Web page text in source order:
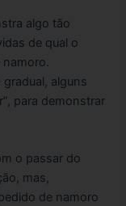
algo tão
de qual o
namoro.
alguns
para demonstrar
o passar do
mas,
de namoro